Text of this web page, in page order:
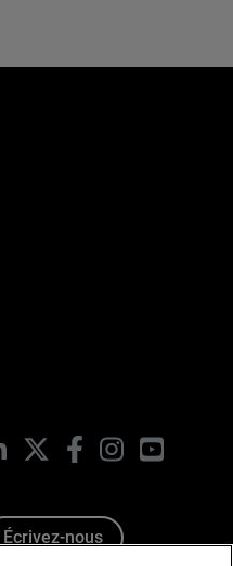
LinkedIn FacebookInstagramYouTube
Écrivez-nous